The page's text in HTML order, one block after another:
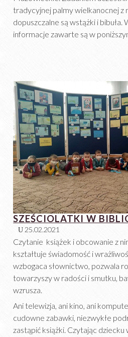
tradycyjnej palmy wielkanocnej z
dopuszczalne są wstążki i bibuła.
informacje zawarte są w
SZEŚCIOLATKI W
25.02.2021
Czytanie książek i obcowanie z
kształtuje świadomość i
wzbogaca słownictwo, pozwala
towarzyszy w radości i smutku,
wzrusza.
Ani telewizja, ani kino, ani
cudowne zabawki, niezwykłe
zastąpić książki. Czytając dziecku